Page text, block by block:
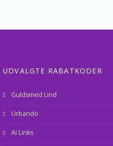
UDVALGTE RABATKODER
Guldsmed Lind
Urbando
AI Links